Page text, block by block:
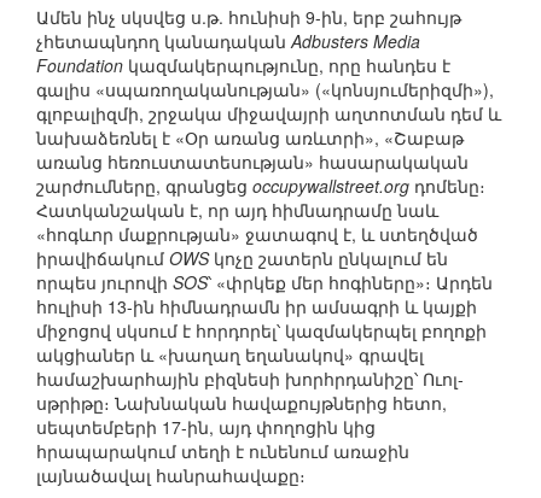
Ամեն ինչ սկսվեց ս.թ. հունիսի 9-ին, երբ շահույթ
չհետապնդող կանադականAdbusters Media
Foundation կազմակերպությունը, որը հանդես է
գալիս «սպառողականության» («կոնսյումերիզմի»),
գլոբալիզմի, շրջակա միջավայրի աղտոտման դեմ և
նախաձեռնել է «Օր առանց առևտրի», «Շաբաթ
առանց հեռուստատեսության» հասարակական
շարժումները, գրանցեց occupywallstreet.org դոմենը։
Հատկանշական է, որ այդ հիմնադրամը նաև
«հոգևոր մաքրության» ջատագով է, և ստեղծված
իրավիճակում OWSկոչը շատերն ընկալում են
որպես յուրովի SOS՝ «փրկեք մեր հոգիները»։ Արդեն
հուլիսի 13-ին հիմնադրամն իր ամսագրի և կայքի
միջոցով սկսում է հորդորել՝ կազմակերպել բողոքի
ակցիաներ և «խաղաղ եղանակով» գրավել
համաշխարհային բիզնեսի խորհրդանիշը՝ Ուոլ-
սթրիթը։ Նախնական հավաքույթներից հետո,
սեպտեմբերի 17-ին, այդ փողոցին կից
հրապարակում տեղի է ունենում առաջին
լայնածավալ հանրահավաքը։